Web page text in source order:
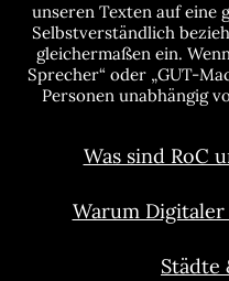
unseren Texten auf eine
Selbstverständlich
gleichermaßen ein.
Sprecher“ oder „GUT-
Personen unabhängig
Was sind RoC
Warum
Städte